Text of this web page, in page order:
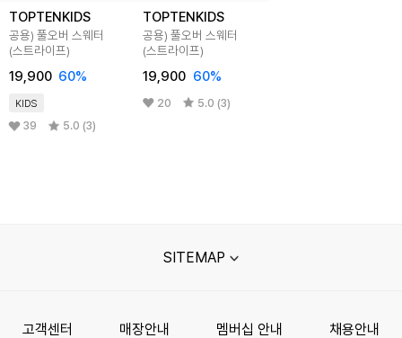
TOPTENKIDS
공용) 풀오버 스웨터
(스트라이프)
19,900 60%
KIDS
39 5.0 (3)
TOPTENKIDS
공용) 풀오버 스웨터
(스트라이프)
19,900 60%
20 5.0 (3)
SITEMAP
고객센터 매장안내 멤버십 안내 채용안내